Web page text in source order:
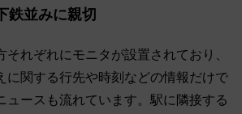
鉄並みに親切
それぞれにモニタが設置されており、
に関する行先や時刻などの情報だけで
ュースも流れています。駅に隣接する